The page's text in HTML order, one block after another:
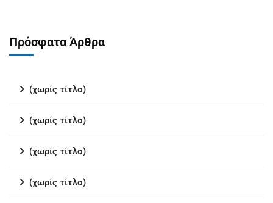
Πρόσφατα Άρθρα
(χωρίς τίτλο)
(χωρίς τίτλο)
(χωρίς τίτλο)
(χωρίς τίτλο)